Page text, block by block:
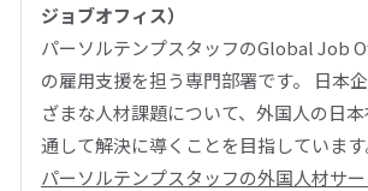
ジョブオフィス）
パーソルテンプスタッフのGlobal Job
の雇用支援を担う専門部署です。 日本
ざまな人材課題について、外国人の日
通して解決に導くことを目指しています
パーソルテンプスタッフの外国人材サ